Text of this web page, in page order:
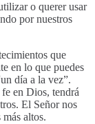
o querer usar
por nuestros
que
en lo que puedes
día a la vez”.
en Dios, tendrá
El Señor nos
altos.